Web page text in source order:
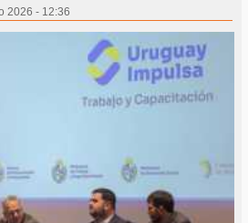
2026 - 12:36